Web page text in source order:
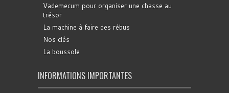
Vademecum pour organiser une chasse au
trésor
La machine à faire des rébus
Nos clés
La boussole
INFORMATIONS IMPORTANTES